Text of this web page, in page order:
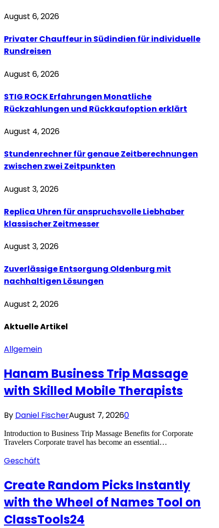
August 6, 2026
Privater Chauffeur in Südindien für individuelle
Rundreisen
August 6, 2026
STIG ROCK Erfahrungen Monatliche
Rückzahlungen und Rückkaufoption erklärt
August 4, 2026
Stundenrechner für genaue Zeitberechnungen
zwischen zwei Zeitpunkten
August 3, 2026
Replica Uhren für anspruchsvolle Liebhaber
klassischer Zeitmesser
August 3, 2026
Zuverlässige Entsorgung Oldenburg mit
nachhaltigen Lösungen
August 2, 2026
AktuelleArtikel
Allgemein
Hanam Business Trip Massage
with Skilled Mobile Therapists
By Daniel FischerAugust 7, 20260
Introduction to Business Trip Massage Benefits for Corporate
Travelers Corporate travel has become an essential…
Geschäft
Create Random Picks Instantly
with the Wheel of Names Tool on
ClassTools24